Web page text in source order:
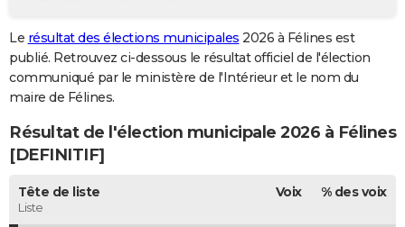
GUIDES D'ACHAT
BONS PLANS
CARTE DE VOEUX
Carte de Noël
Carte Bonne année
Carte Saint-Valentin
Carte Pâques
Carte d'anniversaire
DICTIONNAIRE
Dictionnaire
Biographies
Citations
Expressions
Proverbes
PROGRAMME TV
Le résultat des élections municipales 2026 à Félines est
publié. Retrouvez ci-dessous le résultat officiel de l'élection
communiqué par le ministère de l'Intérieur et le nom du
maire de Félines.
Résultat de l'élection municipale 2026 à Félines
[DEFINITIF]
Tête de liste
Liste
Voix % des voix